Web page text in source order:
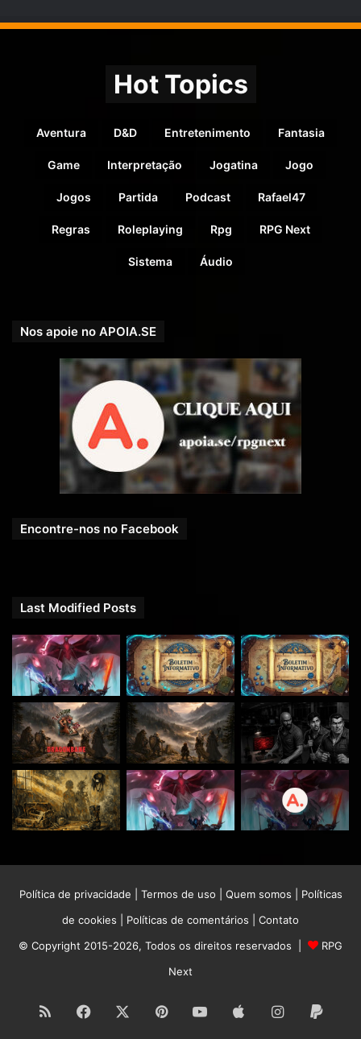
Hot Topics
Aventura D&D Entretenimento Fantasia
Game Interpretação Jogatina Jogo
Jogos Partida Podcast Rafael47
Regras Roleplaying Rpg RPG Next
Sistema Áudio
Nos apoie no APOIA.SE
Encontre-nos no Facebook
Last Modified Posts
Política de privacidade Termos de uso Quem somos
Políticas
de cookies
Políticas de comentários
Contato
© Copyright 2015-2026, Todos os direitos reservados |
RPG
Next
RSS Facebook PinterestYouTubeAppleInstagram